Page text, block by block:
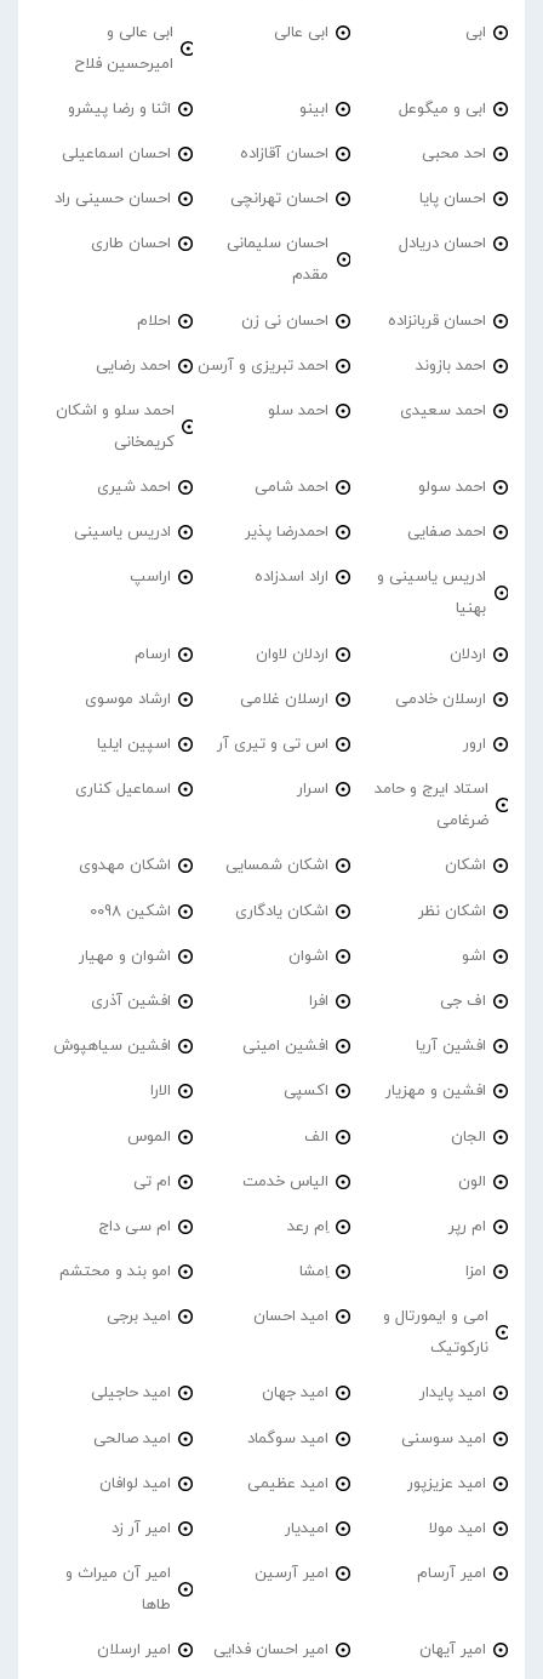
ابی ابی عالی
ابی عالی و
امیرحسین فلاح
ابی و میگوعل ابینو اثنا و رضا پیشرو
احد محبی احسان آقازاده احسان اسماعیلی
احسان پایا احسان تهرانچی احسان حسینی راد
احسان دریادل
احسان سلیمانی
مقدم
احسان طاری
احسان قربانزاده احسان نی زن احلام
احمد بازوند احمد تبریزی و آرسن احمد‌ رضایی
احمد سعیدی احمد سلو
احمد سلو و اشکان
کریمخانی
احمد سولو احمد شامی احمد شیری
احمد صفایی احمدرضا پذیر ادریس یاسینی
ادریس یاسینی و
بهنیا
اراد اسدزاده اراسپ
اردلان اردلان لاوان ارسام
ارسلان خادمی ارسلان غلامی ارشاد موسوی
ارور اس تی و تیری آر اسپین ایلیا
استاد ایرج و حامد
ضرغامی
اسرار اسماعیل کناری
اشکان اشکان شمسایی اشکان مهدوی
اشکان نظر اشکان یادگاری اشکین 0098
اشو اشوان اشوان و مهیار
اف جی افرا افشین آذری
افشین آریا افشین امینی افشین سیاهپوش
افشین و مهزیار اکسپی الارا
الجان الف الموس
الون الیاس خدمت ام تی
ام رپر اِم رعد ام سی داج
امزا اِمشا امو بند و محتشم
امی و ایمورتال و
نارکوتیک
امید احسان امید برجی
امید پایدار امید جهان امید حاجیلی
امید سوسنی امید سوگماد امید صالحی
امید عزیزپور امید عظیمی امید لوافان
امید مولا امیدیار امیر آر زد
امیر آرسام امیر آرسین
امیر آن میراث و
طاها
امیر آیهان امیر احسان فدایی امیر ارسلان